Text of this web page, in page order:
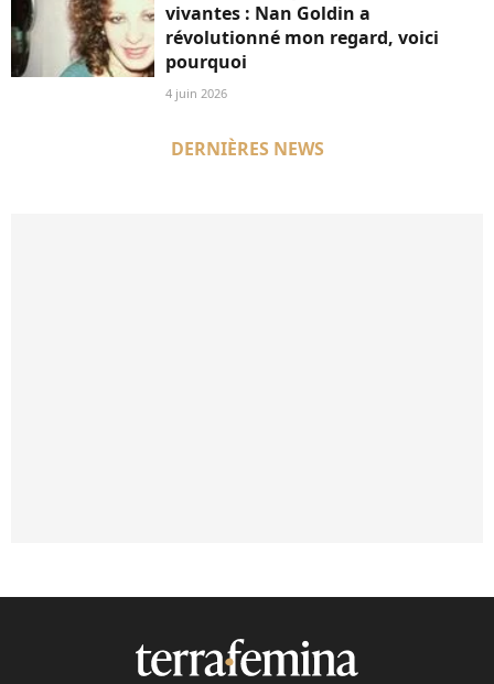
vivantes : Nan Goldin a
révolutionné mon regard, voici
pourquoi
4 juin 2026
DERNIÈRES NEWS